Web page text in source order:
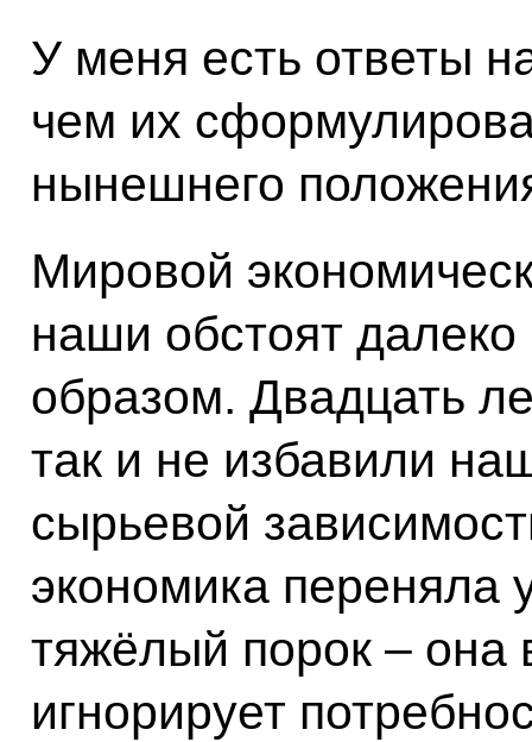
У меня есть ответы
чем их
нынешнего
Мировой
наши обстоят
образом. Двадцать
так и не избавили
сырьевой
экономика переняла
тяжёлый порок – она
игнорирует